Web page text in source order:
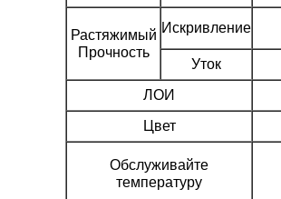
Растяжимый
Прочность
Искривление
Уток
ЛОИ
Цвет
Обслуживайте
температуру